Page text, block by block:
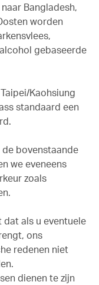
Bangladesh,
worden
gebaseerde
Kaohsiung
standaard een
de bovenstaande
we eveneens
zoals
dat als u eventuele
ons
redenen niet
dienen te zijn